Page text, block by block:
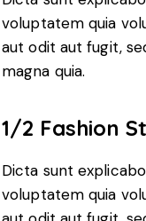
voluptatem quia
aut odit aut fugit,
magna quia.
1/2 Fashion
Dicta sunt
voluptatem quia